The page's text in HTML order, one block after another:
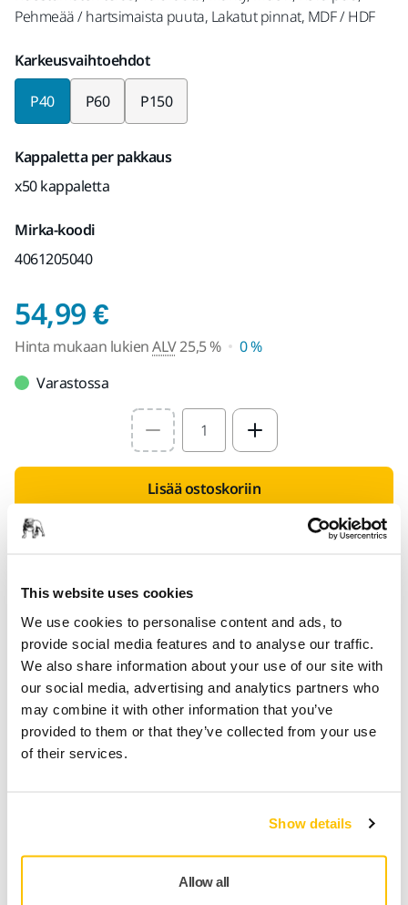
This website uses cookies
We use cookies to personalise content and ads, to
provide social media features and to analyse our traffic.
We also share information about your use of our site with
our social media, advertising and analytics partners who
may combine it with other information that you’ve
provided to them or that they’ve collected from your use
of their services.
Show details
Allow all
Pehmeää / hartsimaista puuta, Lakatut pinnat, MDF / HDF
Karkeusvaihtoehdot
P40 P60 P150
Kappaletta per pakkaus
x50 kappaletta
Mirka-koodi
4061205040
54,99 €Hinta mukaan lukien
Hinta mukaan lukienALV25,5 %
0 %
Varastossa
Select quantity value
Lisää ostoskoriin
TARJOTTU SINULLE
Toimitus Suomen sisällä (pois lukien Ahvenanmaa)
Nopea toimitus
Ilmainen toimitus yli 49.90€ (sis.alv) tilauksille
Turvallinen maksutapa
Toimituksen seuranta